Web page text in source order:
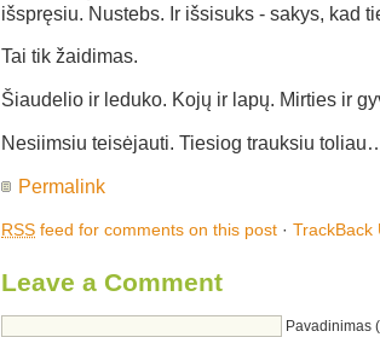
išspręsiu. Nustebs. Ir išsisuks - sakys, kad
Tai tik žaidimas.
Šiaudelio ir leduko. Kojų ir lapų. Mirties ir
Nesiimsiu teisėjauti. Tiesiog trauksiu
Permalink
RSS feed for comments on this post · TrackBack
Leave a Comment
Pavadinimas